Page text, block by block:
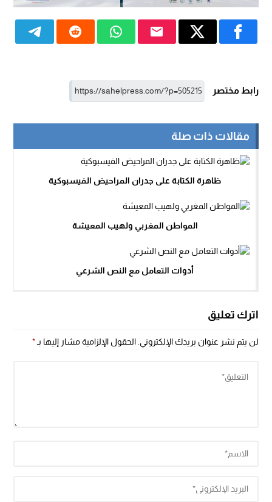
رابط مختصر
مقالات ذات صلة
ظاهرة الكتابة على جدران المراحيض الفيسبوكية
المواطن المغربي ولهيب المعيشة
أدوات التعامل مع النص الشرعي
اترك تعليق
لن يتم نشر عنوان بريدك الإلكتروني. الحقول الإلزامية مشار إليها بـ*